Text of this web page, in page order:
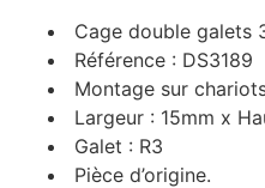
Cage double galets
Référence : DS3189
Montage sur
Largeur : 15mm x
Galet : R3
Pièce d’origine.